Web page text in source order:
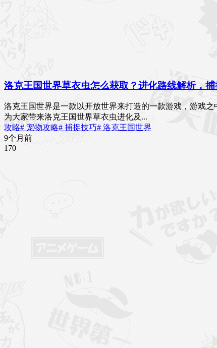
洛克王国世界草衣虫怎么获取？进化路线解析，
洛克王国世界是一款以开放世界来打造的一款游戏，游戏
为大家带来洛克王国世界草衣虫进化及...
攻略# 宠物攻略# 捕捉技巧# 洛克王国世界
9个月前
170